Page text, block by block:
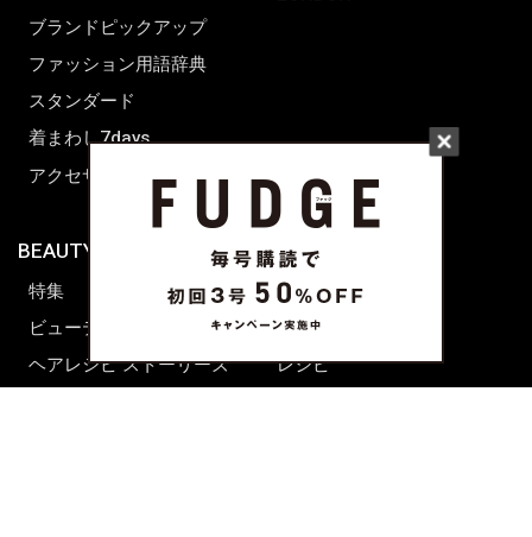
ブランドピックアップ
ファッション用語辞典
スタンダード
着まわし7days
アクセサリー
BEAUTY & HAIR
特集
ビューティーニュース
ヘアレシピ ストーリーズ
FUDGENA
ファッション
ビューティー
レシピ